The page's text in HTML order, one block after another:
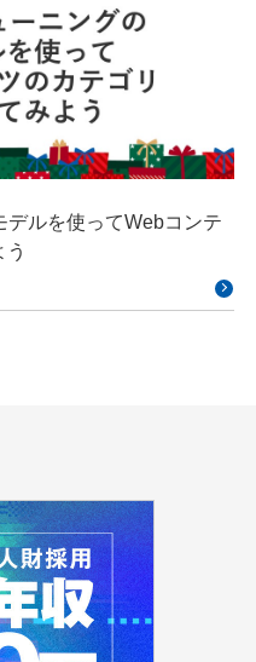
デルを使ってWebコンテ